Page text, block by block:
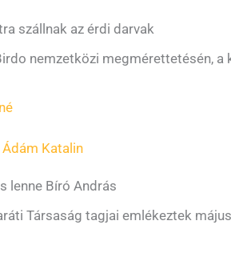
szállnak az érdi darvak
nemzetközi megmérettetésén,
Ádám Katalin
lenne Bíró András
Társaság tagjai emlékeztek